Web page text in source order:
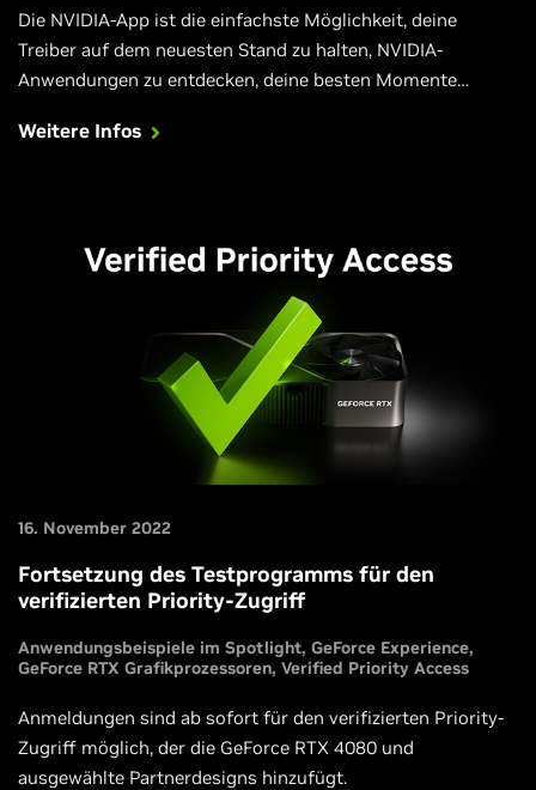
Die NVIDIA-App ist die einfachste Möglichkeit, deine
Treiber auf dem neuesten Stand zu halten, NVIDIA-
Anwendungen zu entdecken, deine besten Momente
Weitere Infos
16. November 2022
Fortsetzung des Testprogramms für den
verifizierten Priority-Zugriff
Anwendungsbeispiele im Spotlight GeForce Experience
GeForce RTX Grafikprozessoren Verified Priority Access
Anmeldungen sind ab sofort für den verifizierten Priority-
Zugriff möglich, der die GeForce RTX 4080 und
ausgewählte Partnerdesigns hinzufügt.